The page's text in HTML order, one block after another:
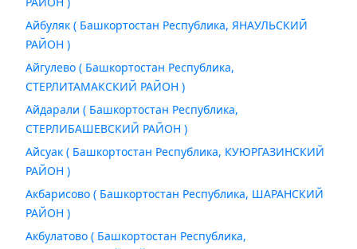
Айбуляк ( Башкортостан Республика, ЯНАУЛЬСКИЙ
РАЙОН )
Айгулево ( Башкортостан Республика,
СТЕРЛИТАМАКСКИЙ РАЙОН )
Айдарали ( Башкортостан Республика,
СТЕРЛИБАШЕВСКИЙ РАЙОН )
Айсуак ( Башкортостан Республика, КУЮРГАЗИНСКИЙ
РАЙОН )
Акбарисово ( Башкортостан Республика, ШАРАНСКИЙ
РАЙОН )
Акбулатово ( Башкортостан Республика,